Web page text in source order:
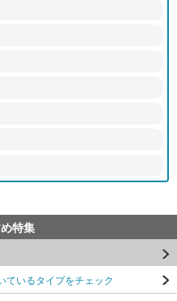
特集
ているタイプをチェック